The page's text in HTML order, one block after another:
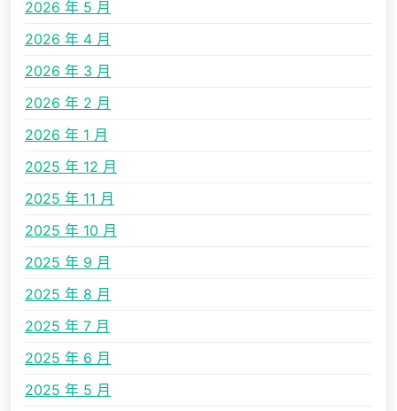
2026 年 5 月
2026 年 4 月
2026 年 3 月
2026 年 2 月
2026 年 1 月
2025 年 12 月
2025 年 11 月
2025 年 10 月
2025 年 9 月
2025 年 8 月
2025 年 7 月
2025 年 6 月
2025 年 5 月